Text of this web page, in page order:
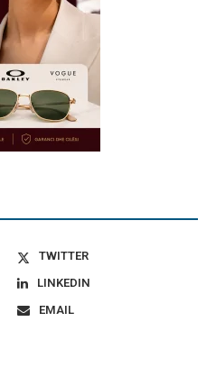
TWITTER
LINKEDIN
EMAIL